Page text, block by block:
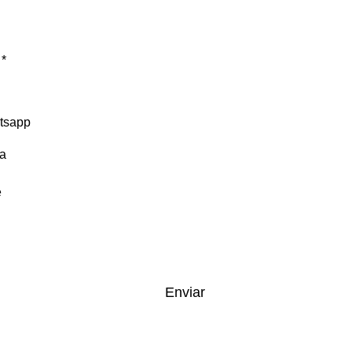
Enviar